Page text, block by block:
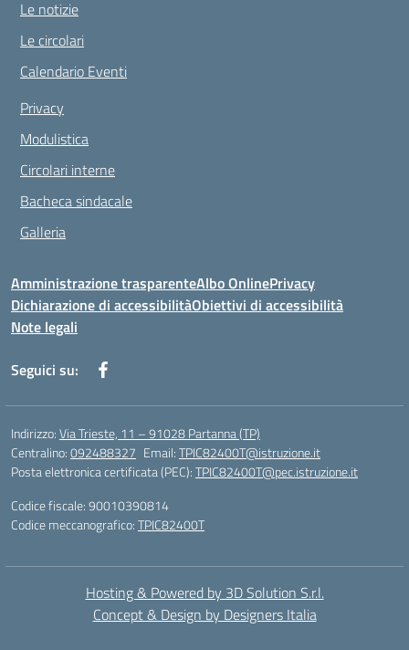
Le notizie
Le circolari
Calendario Eventi
Privacy
Modulistica
Circolari interne
Bacheca sindacale
Galleria
Amministrazione trasparenteAlbo OnlinePrivacy
Dichiarazione di accessibilitàObiettivi di accessibilità
Note legali
Seguici su:
Indirizzo:Via Trieste, 11 – 91028 Partanna (TP)
Centralino:092488327 Email:TPIC82400T@istruzione.it
Posta elettronica certificata (PEC):TPIC82400T@pec.istruzione.it
Codice fiscale: 90010390814
Codice meccanografico:TPIC82400T
Hosting & Powered by 3D Solution S.r.l.
Concept & Design by Designers Italia